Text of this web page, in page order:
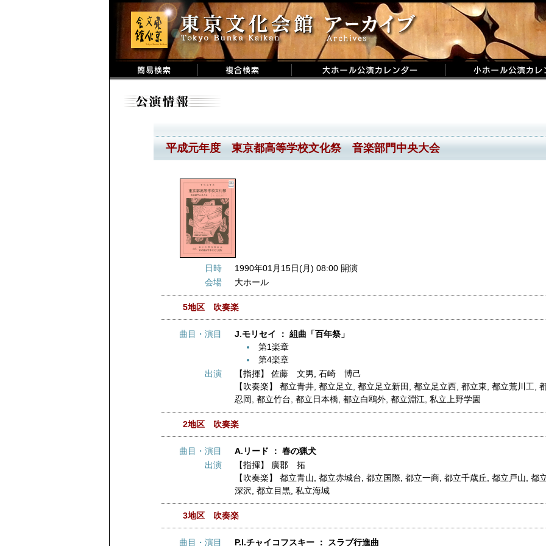
平成元年度 東京都高等学校文化祭 音楽部門中央大会
日時
1990年01月15日(月) 08:00 開演
会場
大ホール
5地区 吹奏楽
曲目・演目
J.モリセイ ： 組曲「百年祭」
第1楽章
第4楽章
出演
【指揮】 佐藤 文男
石崎 博己
【吹奏楽】 都立青井, 都立足立 都立足立新田 都立足立西, 都立東 都立荒川工
忍岡
都立竹台 都立日本橋, 都立白鴎外, 都立淵江 私立上野学園
2地区 吹奏楽
曲目・演目
A.リード ： 春の猟犬
出演
【指揮】
廣郡 拓
【吹奏楽】 都立青山 都立赤城台 都立国際, 都立一商, 都立千歳丘 都立戸山 都
深沢
都立目黒, 私立海城
3地区 吹奏楽
曲目・演目 P.I.チャイコフスキー ： スラブ行進曲